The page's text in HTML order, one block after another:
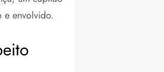
e envolvido.